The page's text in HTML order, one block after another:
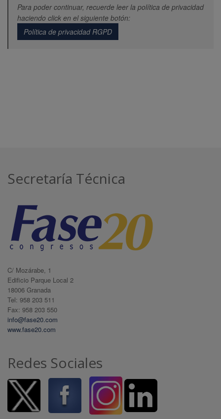
Para poder continuar, recuerde leer la política de privacidad
haciendo click en el siguiente botón:
Política de privacidad RGPD
Secretaría Técnica
C/ Mozárabe, 1
Edificio Parque Local 2
18006 Granada
Tel: 958 203 511
Fax: 958 203 550
info@fase20.com
www.fase20.com
Redes Sociales